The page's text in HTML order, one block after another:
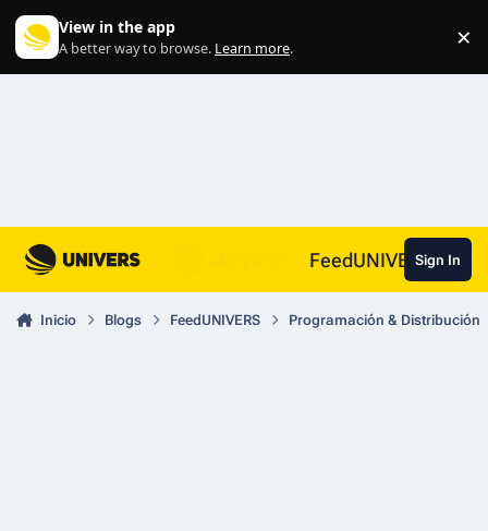
View in the app
A better way to browse. Learn more. ×
FeedUNIVERSSign In
Inicio Blogs FeedUNIVERS Programación & Distribución